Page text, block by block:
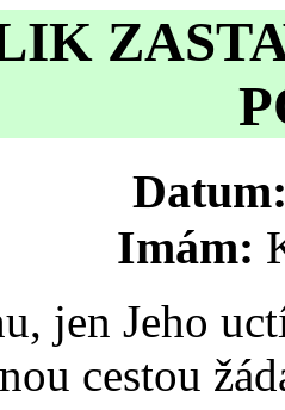
Imám:
jen Jeho
cestou